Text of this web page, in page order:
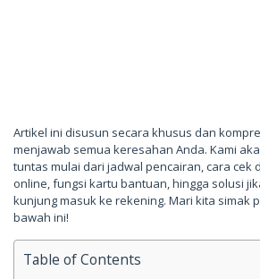
Artikel ini disusun secara khusus dan
menjawab semua keresahan Anda. Kami
tuntas mulai dari jadwal pencairan, cara cek
online, fungsi kartu bantuan, hingga solusi
kunjung masuk ke rekening. Mari kita simak
bawah ini!
Table of Contents